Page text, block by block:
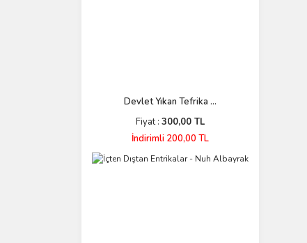
Devlet Yıkan Tefrika ...
Fiyat : 300,00 TL
İndirimli 200,00 TL